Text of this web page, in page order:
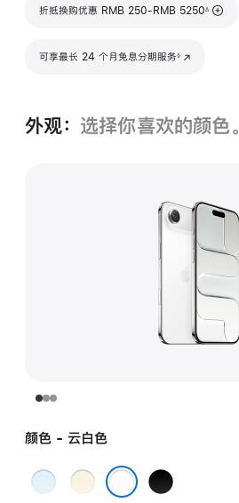
折抵换购优惠 RMB 250-RMB 5250
脚注
∆
可享最长 24 个月免息分期服务◊
(在新窗口中打开)
外观： 选择你喜欢的颜色。
颜色 - 云白色
天
浅
深